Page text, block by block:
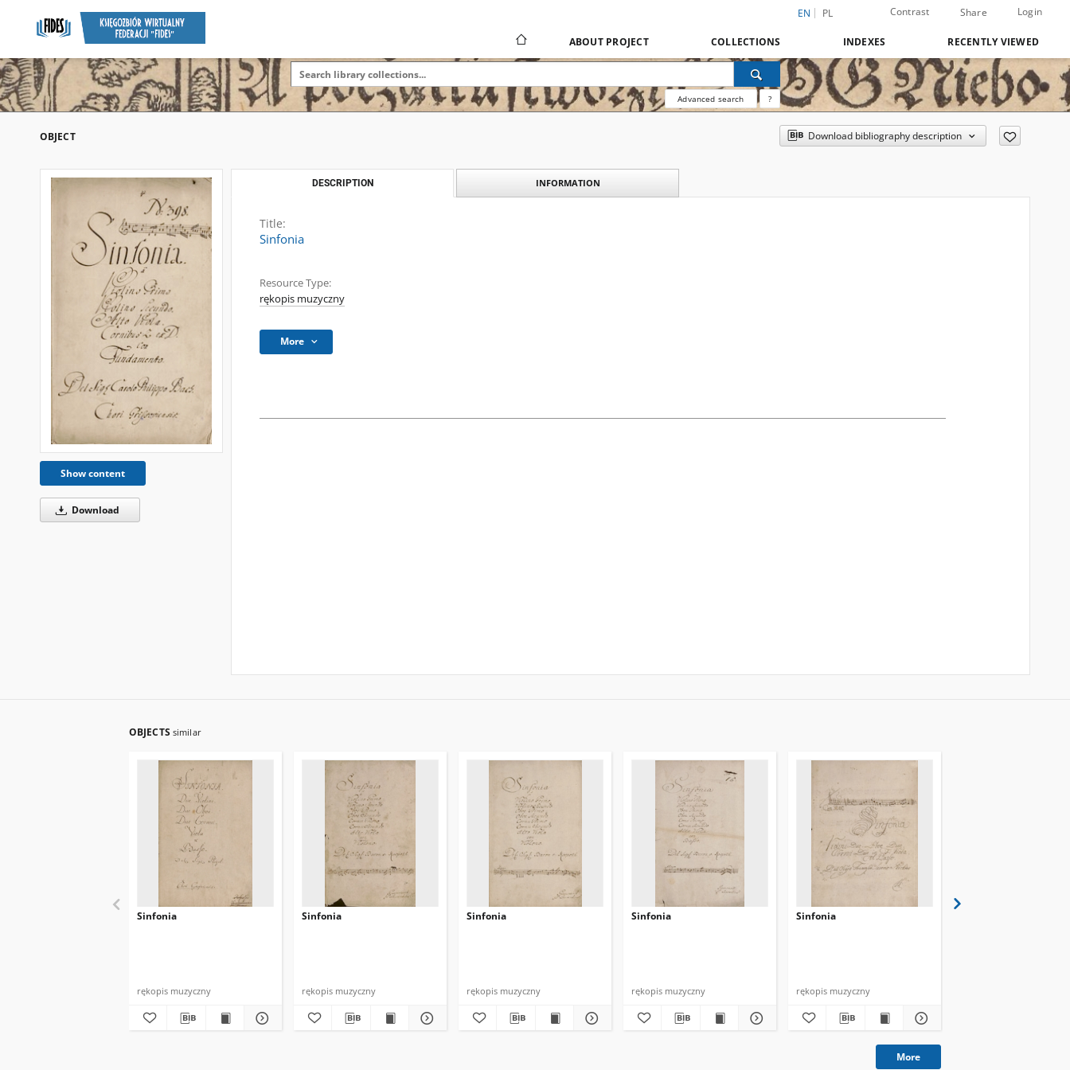
EN PL Contrast Share Login
ABOUT PROJECT COLLECTIONS INDEXES RECENTLY VIEWED
Advanced search ?
OBJECT Download bibliography description
Show content
Download
DESCRIPTION INFORMATION
Title:
Sinfonia
Resource Type:
rękopis muzyczny
More
OBJECTS similar
Sinfonia
rękopis muzyczny
Sinfonia
rękopis muzyczny
Sinfonia
rękopis muzyczny
Sinfonia
rękopis muzyczny
Sinfonia
rękopis muzyczny
More